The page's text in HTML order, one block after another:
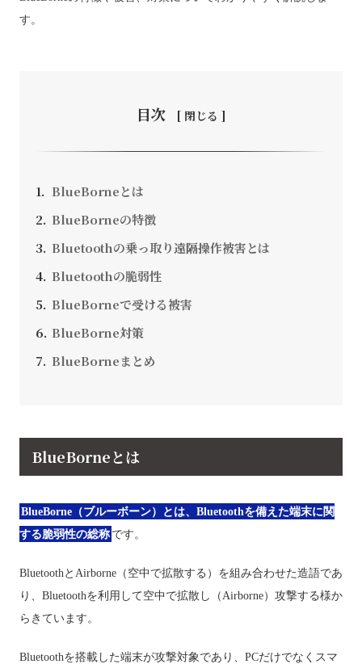
採用情報
す。
目次
BlueBorneとは
BlueBorneの特徴
Bluetoothの乗っ取り遠隔操作被害とは
Bluetoothの脆弱性
BlueBorneで受ける被害
BlueBorne対策
BlueBorneまとめ
BlueBorneとは
BlueBorne（ブルーボーン）とは、Bluetoothを備えた端末に関
する脆弱性の総称です。
BluetoothとAirborne（空中で拡散する）を組み合わせた造語であ
り、Bluetoothを利用して空中で拡散し（Airborne）攻撃する様か
らきています。
Bluetoothを搭載した端末が攻撃対象であり、PCだけでなくスマ